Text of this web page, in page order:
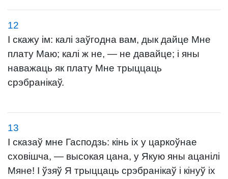
12
І скажу ім: калі заўгодна вам, дык дайце Мне
плату Маю; калі ж не, — не давайце; і яны
наважаць як плату Мне трыццаць
срэбранікаў.
13
І сказаў мне Гасподзь: кінь іх у царкоўнае
сховішча, — высокая цана, у Якую яны ацанілі
Мяне! І ўзяў Я трыццаць срэбранікаў і кінуў іх